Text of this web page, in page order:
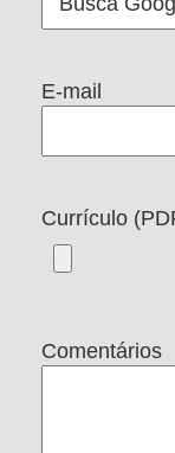
E-mail
Currículo
Comentários